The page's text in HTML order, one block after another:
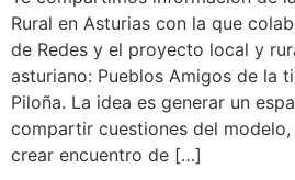
Rural en Asturias con la que
de Redes y el proyecto local y
asturiano: Pueblos Amigos de la
Piloña. La idea es generar un
compartir cuestiones del
crear encuentro de […]